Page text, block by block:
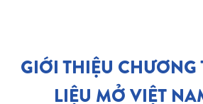
GIỚI THIỆU CHƯƠNG
LIỆU MỞ VIỆT